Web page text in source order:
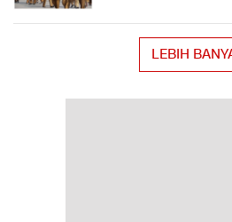
LEBIH